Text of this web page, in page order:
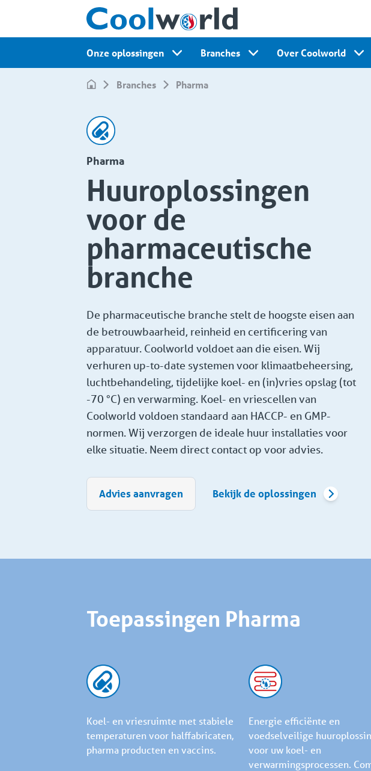
Onze oplossingen Branches Over Coolworld
Branches Pharma
Pharma
Huuroplossingen
voor de
pharmaceutische
branche
De pharmaceutische branche stelt de hoogste eisen aan
de betrouwbaarheid, reinheid en certificering van
apparatuur. Coolworld voldoet aan die eisen. Wij
verhuren up-to-date systemen voor klimaatbeheersing,
luchtbehandeling, tijdelijke koel- en (in)vries opslag (tot
-70 °C) en verwarming. Koel- en vriescellen van
Coolworld voldoen standaard aan HACCP- en GMP-
normen. Wij verzorgen de ideale huur installaties voor
elke situatie. Neem direct contact op voor advies.
Advies aanvragen Bekijk de oplossingen
Toepassingen Pharma
Koel- en vriesruimte met stabiele
temperaturen voor halffabricaten,
pharma producten en vaccins.
Energie efficiënte en
voedselveilige
voor uw koel- en
verwarmingsprocessen.